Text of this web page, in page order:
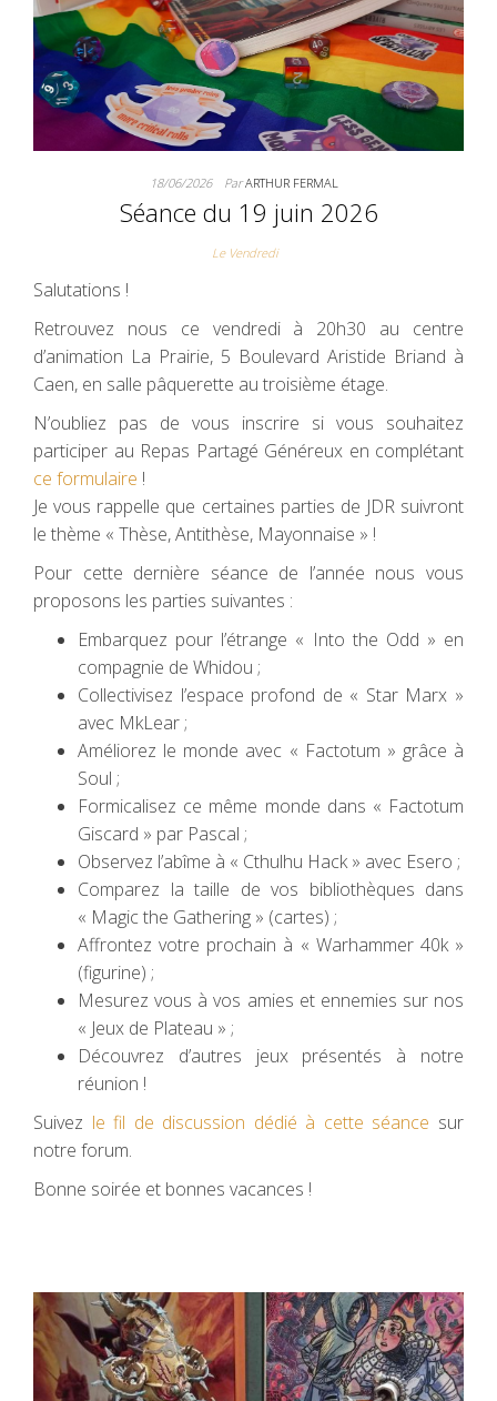
18/06/2026 ParARTHUR FERMAL
Séance du 19 juin 2026
Le Vendredi
Salutations !
Retrouvez nous ce vendredi à 20h30 au centre
d’animation La Prairie, 5 Boulevard Aristide Briand à
Caen, en salle pâquerette au troisième étage.
N’oubliez pas de vous inscrire si vous souhaitez
participer au Repas Partagé Généreux en complétant
ce formulaire !
Je vous rappelle que certaines parties de JDR suivront
le thème « Thèse, Antithèse, Mayonnaise » !
Pour cette dernière séance de l’année nous vous
proposons les parties suivantes :
Embarquez pour l’étrange « Into the Odd » en
compagnie de Whidou ;
Collectivisez l’espace profond de « Star Marx »
avec MkLear ;
Améliorez le monde avec « Factotum » grâce à
Soul ;
Formicalisez ce même monde dans « Factotum
Giscard » par Pascal ;
Observez l’abîme à « Cthulhu Hack » avec Esero ;
Comparez la taille de vos bibliothèques dans
« Magic the Gathering » (cartes) ;
Affrontez votre prochain à « Warhammer 40k »
(figurine) ;
Mesurez vous à vos amies et ennemies sur nos
« Jeux de Plateau » ;
Découvrez d’autres jeux présentés à notre
réunion !
Suivez le fil de discussion dédié à cette séance sur
notre forum.
Bonne soirée et bonnes vacances !